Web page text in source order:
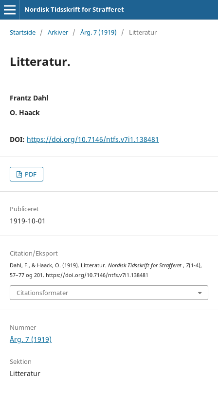
Nordisk Tidsskrift for Strafferet
Startside / Arkiver / Årg. 7 (1919) / Litteratur
Litteratur.
Frantz Dahl
O. Haack
DOI: https://doi.org/10.7146/ntfs.v7i1.138481
PDF
Publiceret
1919-10-01
Citation/Eksport
Dahl, F., & Haack, O. (1919). Litteratur. Nordisk Tidsskrift for Strafferet , 7(1-4),
57–77 og 201. https://doi.org/10.7146/ntfs.v7i1.138481
Citationsformater
Nummer
Årg. 7 (1919)
Sektion
Litteratur